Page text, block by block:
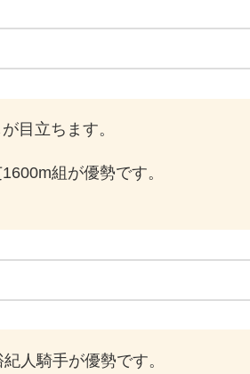
目立ちます。
組が優勢です。
人騎手が優勢です。